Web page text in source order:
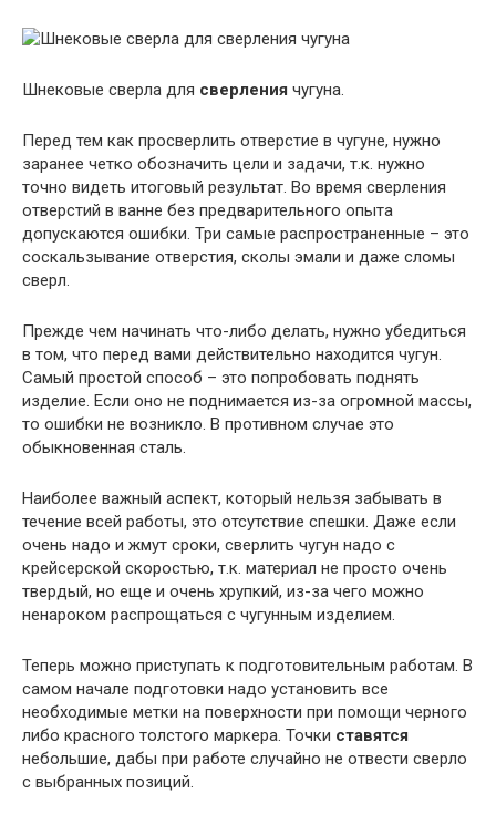
Шнековые сверла для сверления чугуна.
Перед тем как просверлить отверстие в чугуне, нужно
заранее четко обозначить цели и задачи, т.к. нужно
точно видеть итоговый результат. Во время сверления
отверстий в ванне без предварительного опыта
допускаются ошибки. Три самые распространенные – это
соскальзывание отверстия, сколы эмали и даже сломы
сверл.
Прежде чем начинать что-либо делать, нужно убедиться
в том, что перед вами действительно находится чугун.
Самый простой способ – это попробовать поднять
изделие. Если оно не поднимается из-за огромной массы,
то ошибки не возникло. В противном случае это
обыкновенная сталь.
Наиболее важный аспект, который нельзя забывать в
течение всей работы, это отсутствие спешки. Даже если
очень надо и жмут сроки, сверлить чугун надо с
крейсерской скоростью, т.к. материал не просто очень
твердый, но еще и очень хрупкий, из-за чего можно
ненароком распрощаться с чугунным изделием.
Теперь можно приступать к подготовительным работам. В
самом начале подготовки надо установить все
необходимые метки на поверхности при помощи черного
либо красного толстого маркера. Точки ставятся
небольшие, дабы при работе случайно не отвести сверло
с выбранных позиций.